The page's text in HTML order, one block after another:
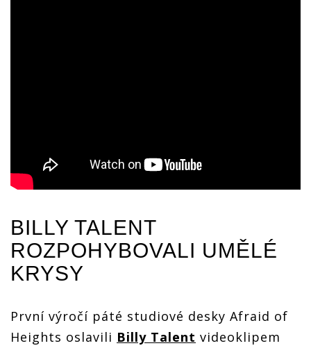
BILLY TALENT
ROZPOHYBOVALI UMĚLÉ
KRYSY
První výročí páté studiové desky Afraid of
Heights oslavili Billy Talent videoklipem